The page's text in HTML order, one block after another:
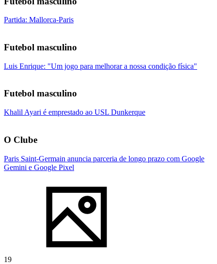
Partida: Mallorca-Paris
Futebol masculino
Luis Enrique: "Um jogo para melhorar a nossa condição física"
Futebol masculino
Khalil Ayari é emprestado ao USL Dunkerque
O Clube
Paris Saint-Germain anuncia parceria de longo prazo com Google
Gemini e Google Pixel
19